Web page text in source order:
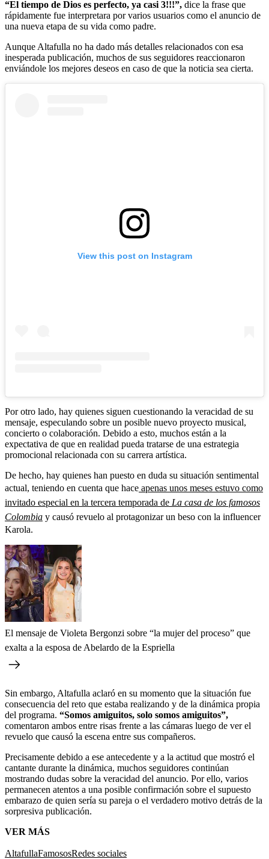
“El tiempo de Dios es perfecto, ya casi 3!!!”, dice la frase que
rápidamente fue interpretara por varios usuarios como el anuncio de
una nueva etapa de su vida como padre.
Aunque Altafulla no ha dado más detalles relacionados con esa
inesperada publicación, muchos de sus seguidores reaccionaron
enviándole los mejores deseos en caso de que la noticia sea cierta.
View this post on Instagram
Por otro lado, hay quienes siguen cuestionando la veracidad de su
mensaje, especulando sobre un posible nuevo proyecto musical,
concierto o colaboración. Debido a esto, muchos están a la
expectativa de que en realidad pueda tratarse de una estrategia
promocional relacionada con su carrera artística.
De hecho, hay quienes han puesto en duda su situación sentimental
actual, teniendo en cuenta que hace apenas unos meses estuvo como
invitado especial en la tercera temporada de La casa de los famosos
Colombia y causó revuelo al protagonizar un beso con la influencer
Karola.
El mensaje de Violeta Bergonzi sobre “la mujer del proceso” que
exalta a la esposa de Abelardo de la Espriella
Sin embargo, Altafulla aclaró en su momento que la situación fue
consecuencia del reto que estaba realizando y de la dinámica propia
del programa. “Somos amiguitos, solo somos amiguitos”,
comentaron ambos entre risas frente a las cámaras luego de ver el
revuelo que causó la escena entre sus compañeros.
Precisamente debido a ese antecedente y a la actitud que mostró el
cantante durante la dinámica, muchos seguidores continúan
mostrando dudas sobre la veracidad del anuncio. Por ello, varios
permanecen atentos a una posible confirmación sobre el supuesto
embarazo de quien sería su pareja o el verdadero motivo detrás de la
sorpresiva publicación.
VER MÁS
AltafullaFamososRedes sociales